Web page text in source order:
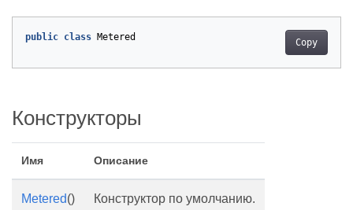
Copy
public class Metered
Конструкторы
Имя Описание
Metered() Конструктор по умолчанию.